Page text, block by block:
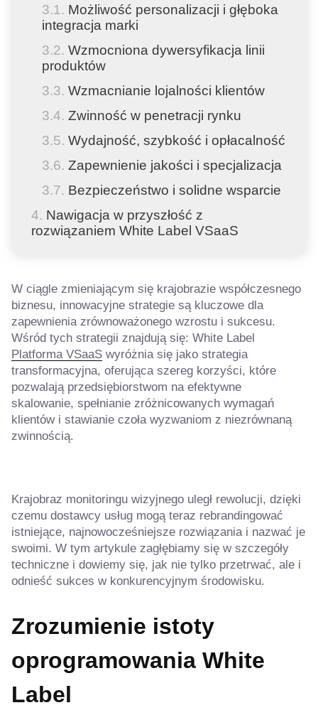
Możliwość personalizacji i głęboka
integracja marki
Wzmocniona dywersyfikacja linii
produktów
Wzmacnianie lojalności klientów
Zwinność w penetracji rynku
Wydajność, szybkość i opłacalność
Zapewnienie jakości i specjalizacja
Bezpieczeństwo i solidne wsparcie
Nawigacja w przyszłość z
rozwiązaniem White Label VSaaS
W ciągle zmieniającym się krajobrazie współczesnego
biznesu, innowacyjne strategie są kluczowe dla
zapewnienia zrównoważonego wzrostu i sukcesu.
Wśród tych strategii znajdują się: White Label
Platforma VSaaS wyróżnia się jako strategia
transformacyjna, oferująca szereg korzyści, które
pozwalają przedsiębiorstwom na efektywne
skalowanie, spełnianie zróżnicowanych wymagań
klientów i stawianie czoła wyzwaniom z niezrównaną
zwinnością.
Krajobraz monitoringu wizyjnego uległ rewolucji, dzięki
czemu dostawcy usług mogą teraz rebrandingować
istniejące, najnowocześniejsze rozwiązania i nazwać je
swoimi. W tym artykule zagłębiamy się w szczegóły
techniczne i dowiemy się, jak nie tylko przetrwać, ale i
odnieść sukces w konkurencyjnym środowisku.
Zrozumienie istoty
oprogramowania White
Label